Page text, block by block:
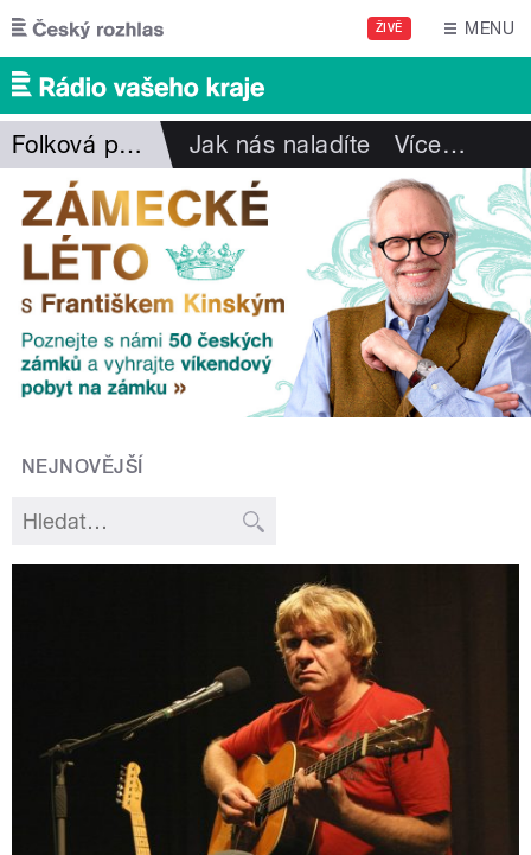
Přejít k hlavnímu obsahu
ŽIVĚ MENU
Folková pohlazení Jak nás naladíte Více…
NEJNOVĚJŠÍ